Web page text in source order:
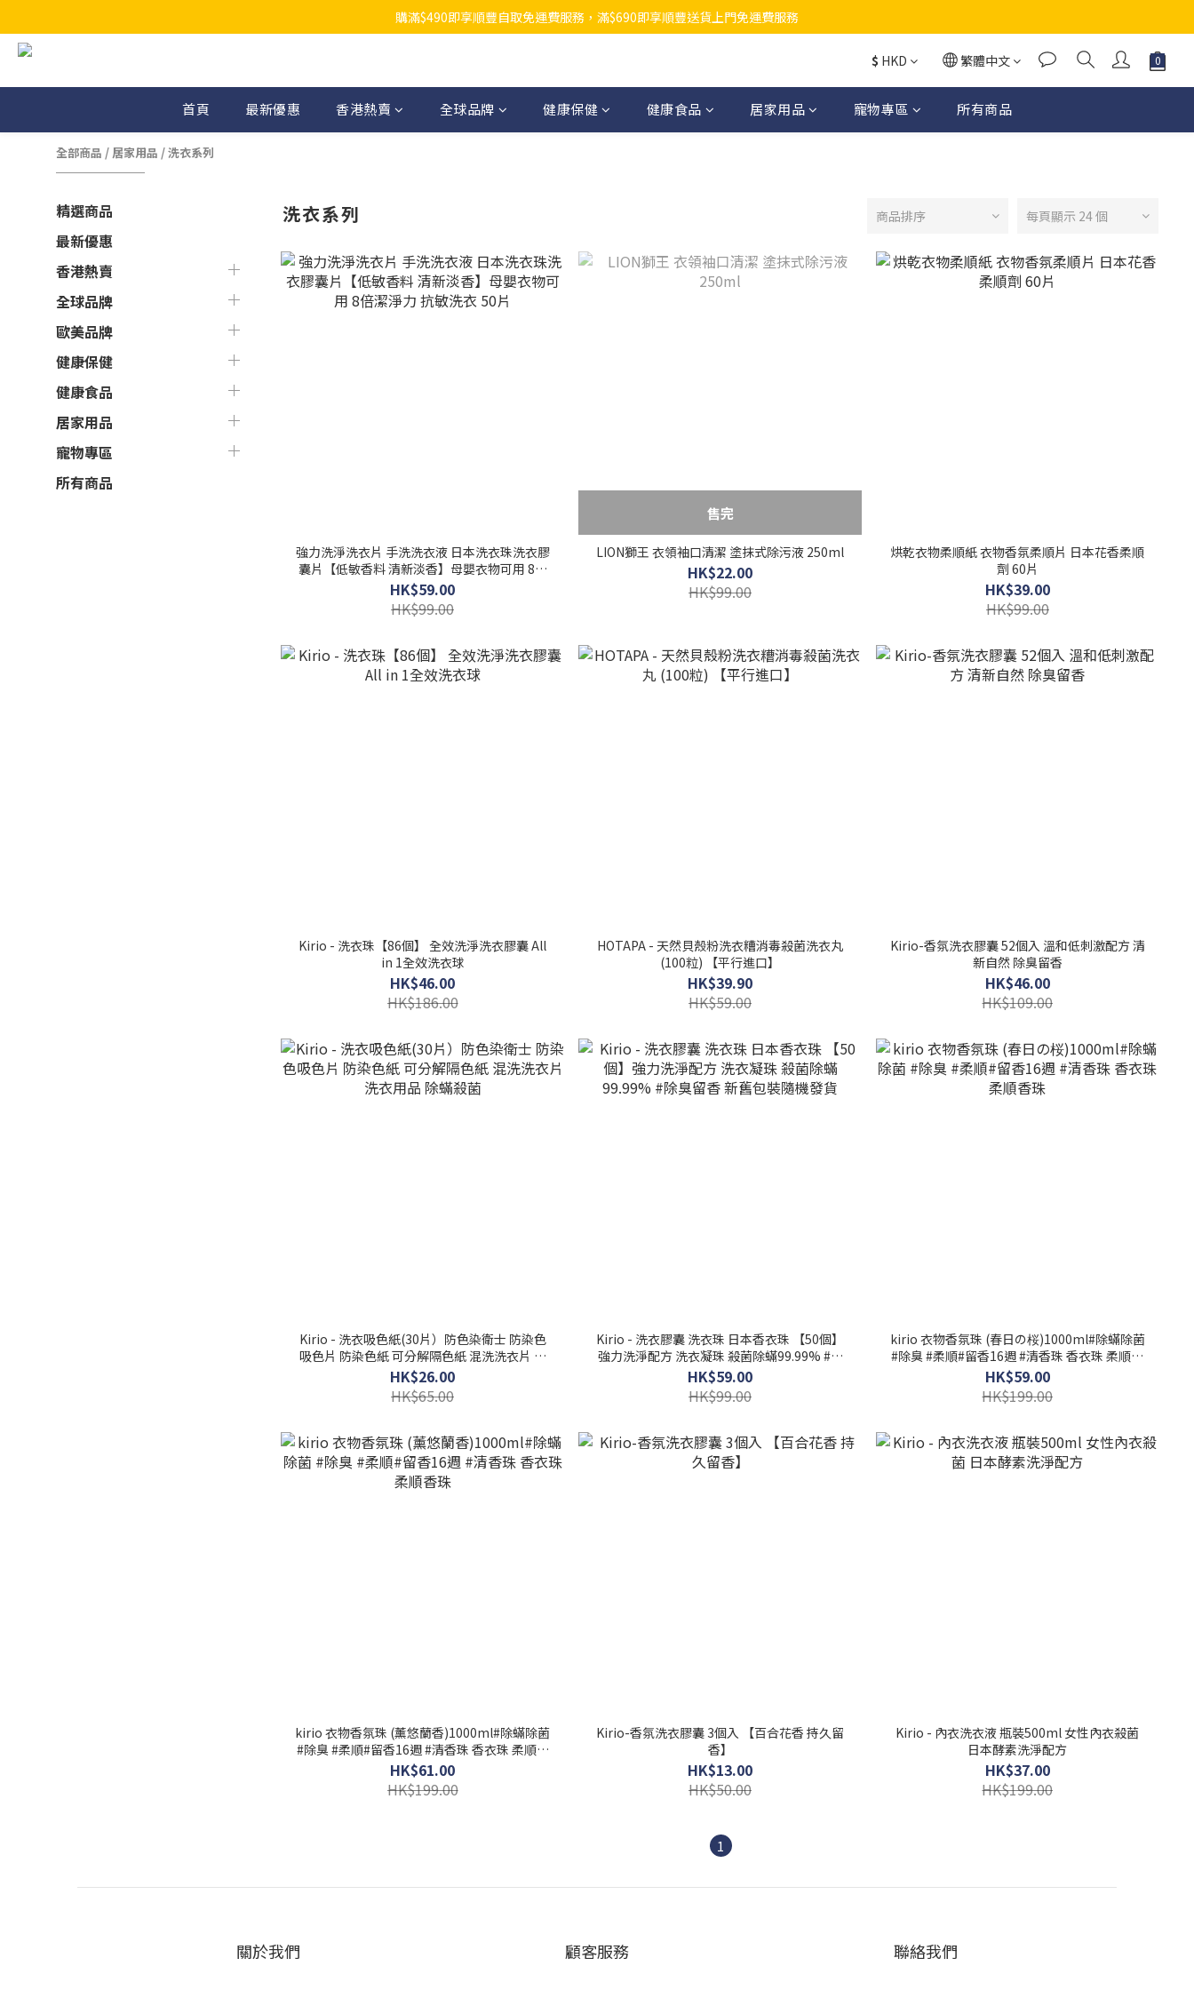
購滿$490即享順豐自取免運費服務，滿$690即享順豐送貨上門免運費服務
$ HKD 繁體中文
首頁 最新優惠 香港熱賣 全球品牌 健康保健 健康食品 居家用品 寵物專區 所有商品
全部商品 / 居家用品 /洗衣系列
精選商品
最新優惠
香港熱賣
全球品牌
歐美品牌
健康保健
健康食品
居家用品
寵物專區
所有商品
洗衣系列 商品排序 每頁顯示 24 個
強力洗淨洗衣片 手洗洗衣液 日本洗衣珠洗衣膠
囊片【低敏香料 清新淡香】母嬰衣物可用 8倍
潔淨力 抗敏洗衣 50片
HK$59.00
HK$99.00
售完
LION獅王 衣領袖口清潔 塗抹式除污液 250ml
HK$22.00
HK$99.00
烘乾衣物柔順紙 衣物香氛柔順片 日本花香柔順
劑 60片
HK$39.00
HK$99.00
Kirio - 洗衣珠【86個】 全效洗淨洗衣膠囊 All
in 1全效洗衣球
HK$46.00
HK$186.00
HOTAPA - 天然貝殼粉洗衣糟消毒殺菌洗衣丸
(100粒) 【平行進口】
HK$39.90
HK$59.00
Kirio-香氛洗衣膠囊 52個入 溫和低刺激配方 清
新自然 除臭留香
HK$46.00
HK$109.00
Kirio - 洗衣吸色紙(30片）防色染衛士 防染色
吸色片 防染色紙 可分解隔色紙 混洗洗衣片 洗
衣用品 除蟎殺菌
HK$26.00
HK$65.00
Kirio - 洗衣膠囊 洗衣珠 日本香衣珠 【50個】
強力洗淨配方 洗衣凝珠 殺菌除蟎99.99% #除
臭留香 新舊包裝隨機發貨
HK$59.00
HK$99.00
kirio 衣物香氛珠 (春日の桜)1000ml#除蟎除菌
#除臭 #柔順#留香16週 #清香珠 香衣珠 柔順香
珠
HK$59.00
HK$199.00
kirio 衣物香氛珠 (薰悠蘭香)1000ml#除蟎除菌
#除臭 #柔順#留香16週 #清香珠 香衣珠 柔順香
珠
HK$61.00
HK$199.00
Kirio-香氛洗衣膠囊 3個入 【百合花香 持久留
香】
HK$13.00
HK$50.00
Kirio - 內衣洗衣液 瓶裝500ml 女性內衣殺菌
日本酵素洗淨配方
HK$37.00
HK$199.00
1
關於我們 顧客服務 聯絡我們